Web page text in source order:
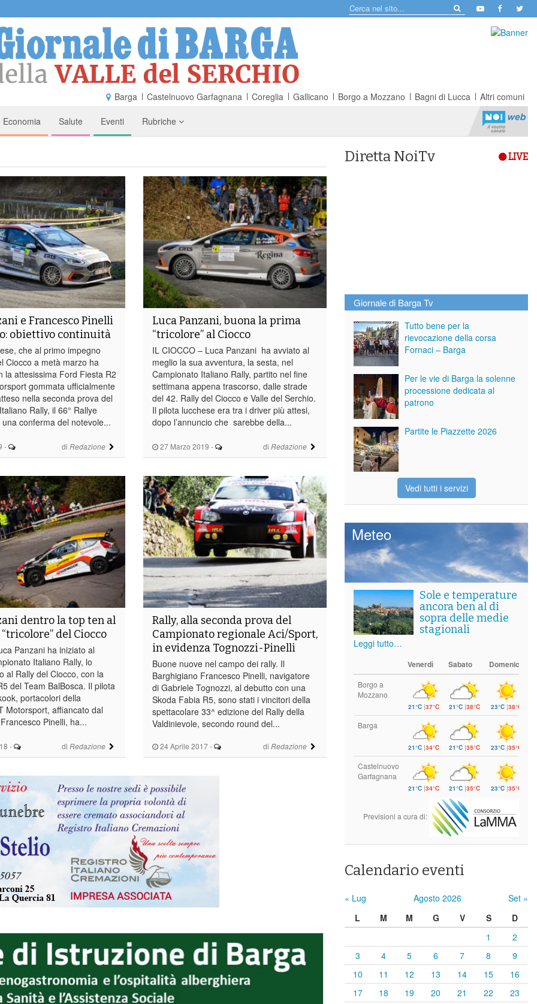
Barga Castelnuovo Garfagnana Coreglia Gallicano Borgo a Mozzano Bagni di Lucca Altri comuni
Economia Salute Eventi Rubriche
- di Redazione
e Francesco Pinelli
obiettivo continuità
che al primo impegno
Ciocco a metà marzo ha
la attesissima Ford Fiesta R2
gommata ufficialmente
nella seconda prova del
Rally, il 66° Rallye
conferma del notevole...
27 Marzo 2019 - di Redazione
Luca Panzani, buona la prima
“tricolore” al Ciocco
IL CIOCCO – Luca Panzani ha avviato al
meglio la sua avventura, la sesta, nel
Campionato Italiano Rally, partito nel fine
settimana appena trascorso, dalle strade
del 42. Rally del Ciocco e Valle del Serchio.
Il pilota lucchese era tra i driver più attesi,
dopo l’annuncio che sarebbe della...
- di Redazione
dentro la top ten al
del Ciocco
Panzani ha iniziato al
Italiano Rally, lo
al Rally del Ciocco, con la
del Team BalBosca. Il pilota
portacolori della
Motorsport, affiancato dal
Pinelli, ha...
24 Aprile 2017 - di Redazione
Rally, alla seconda prova del
Campionato regionale Aci/Sport,
in evidenza Tognozzi-Pinelli
Buone nuove nel campo dei rally. Il
Barghigiano Francesco Pinelli, navigatore
di Gabriele Tognozzi, al debutto con una
Skoda Fabia R5, sono stati i vincitori della
spettacolare 33^ edizione del Rally della
Valdinievole, secondo round del...
Diretta NoiTv LIVE
Giornale di Barga Tv
Tutto bene per la
rievocazione della corsa
Fornaci – Barga
Per le vie di Barga la solenne
processione dedicata al
patrono
Partite le Piazzette 2026
Vedi tutti i servizi
Meteo
Sole e temperature
ancora ben al di
sopra delle medie
stagionali
Leggi tutto…
Venerdì Sabato Domenica
Borgo a
Mozzano
21°C |37°C 21°C |38°C 23°C |38°C
Barga
21°C |34°C 21°C |35°C 23°C |35°C
Castelnuovo
Garfagnana
21°C |34°C 21°C |35°C 23°C |35°C
Previsioni a cura di:
Calendario eventi
« Lug Agosto 2026
Set »
L
M M G V S
D
1
2
3
4 5 6 7 8
9
10
11 12 13 14 15
16
17
18 19 20 21 22
23